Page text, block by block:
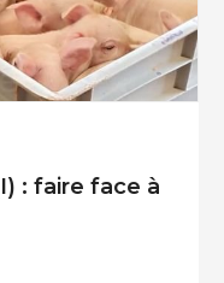
: faire face à